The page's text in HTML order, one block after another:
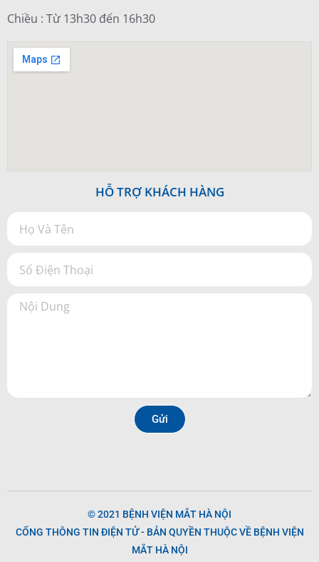
Chiều : Từ 13h30 đến 16h30
HỖ TRỢ KHÁCH HÀNG
Gửi
© 2021 BỆNH VIỆN MẮT HÀ NỘI
CỔNG THÔNG TIN ĐIỆN TỬ - BẢN QUYỀN THUỘC VỀ BỆNH VIỆN
MẮT HÀ NỘI